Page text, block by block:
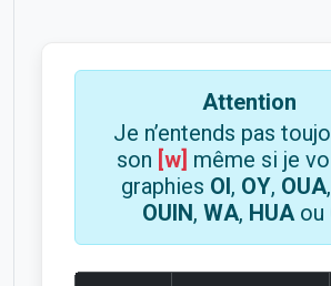
Attention
Je n’entends pas
son [w] même si je
graphies OI, OY, OUA,
OUIN, WA, HUAou